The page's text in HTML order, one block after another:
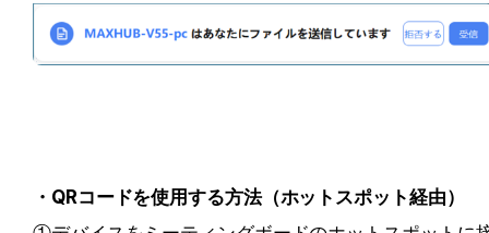
・QRコードを使用する方法（ホットスポット経由）